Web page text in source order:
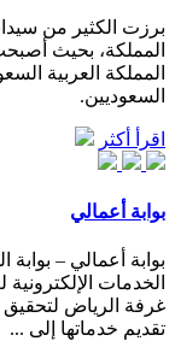
برزت الكثير من
المملكة، بحيث
المملكة العربية
السعوديين.
اقرأ أكثر
بوابة أعمالي
بوابة أعمالي – بوابة
الخدمات
غرفة الرياض لتحقيق
تقديم خدماتها إلى ...